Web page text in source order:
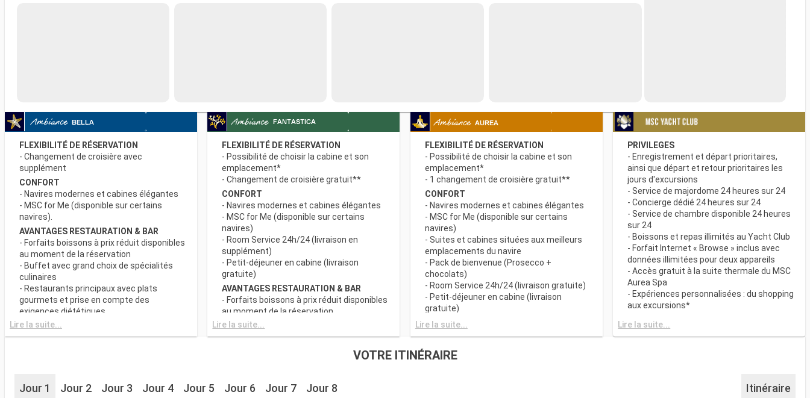
FLEXIBILITÉ DE RÉSERVATION
- Changement de croisière avec
supplément
CONFORT
- Navires modernes et cabines élégantes
- MSC for Me (disponible sur certains
navires).
AVANTAGES RESTAURATION & BAR
- Forfaits boissons à prix réduit disponibles
au moment de la réservation
- Buffet avec grand choix de spécialités
culinaires
- Restaurants principaux avec plats
gourmets et prise en compte des
exigences diététiques
SPORT ET DIVERTISSEMENTS
- Programme varié de spectacles de style
- Salle de sport équipée avec vue
panoramique
Lire la suite...
FLEXIBILITÉ DE RÉSERVATION
- Possibilité de choisir la cabine et son
emplacement*
- Changement de croisière gratuit**
CONFORT
- Navires modernes et cabines élégantes
- MSC for Me (disponible sur certains
navires)
- Room Service 24h/24 (livraison en
supplément)
- Petit-déjeuner en cabine (livraison
gratuite)
AVANTAGES RESTAURATION & BAR
- Forfaits boissons à prix réduit disponibles
au moment de la réservation
- Buffet avec grand choix de spécialités
réserve de disponibilité)
Lire la suite...
FLEXIBILITÉ DE RÉSERVATION
- Possibilité de choisir la cabine et son
emplacement*
- 1 changement de croisière gratuit**
CONFORT
- Navires modernes et cabines élégantes
- MSC for Me (disponible sur certains
navires)
- Suites et cabines situées aux meilleurs
emplacements du navire
- Pack de bienvenue (Prosecco +
chocolats)
- Room Service 24h/24 (livraison gratuite)
- Petit-déjeuner en cabine (livraison
gratuite)
AVANTAGES RESTAURATION & BAR
- Buffet avec grand choix de spécialités
Lire la suite...
PRIVILEGES
- Enregistrement et départ prioritaires,
ainsi que départ et retour prioritaires les
jours d'excursions
- Service de majordome 24 heures sur 24
- Concierge dédié 24 heures sur 24
- Service de chambre disponible 24 heures
sur 24
- Boissons et repas illimités au Yacht Club
- Forfait Internet « Browse » inclus avec
données illimitées pour deux appareils
- Accès gratuit à la suite thermale du MSC
Aurea Spa
- Expériences personnalisées : du shopping
aux excursions*
suite
- Autres attentions personnelles : service
- L’expérience la plus récompensée pour le
Lire la suite...
VOTRE ITINÉRAIRE
Jour 1 Jour 2 Jour 3 Jour 4 Jour 5 Jour 6 Jour 7 Jour 8 Itinéraire